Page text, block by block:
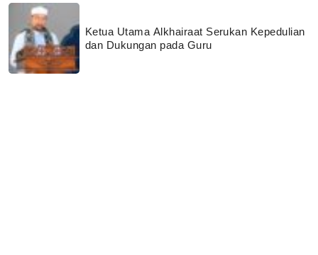
Ketua Utama Alkhairaat Serukan Kepedulian
dan Dukungan pada Guru